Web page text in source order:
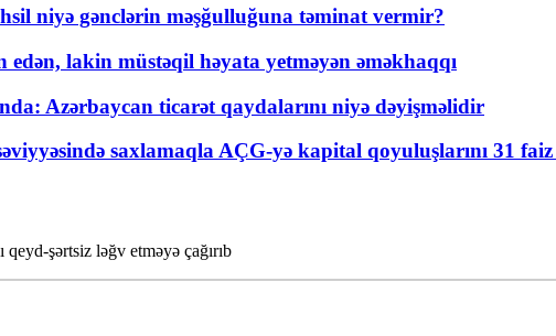
niyə gənclərin məşğulluğuna təminat vermir?
lakin müstəqil həyata yetməyən əməkhaqqı
Azərbaycan ticarət qaydalarını niyə dəyişməlidir
saxlamaqla AÇG-yə kapital qoyuluşlarını 31
şərtsiz ləğv etməyə çağırıb